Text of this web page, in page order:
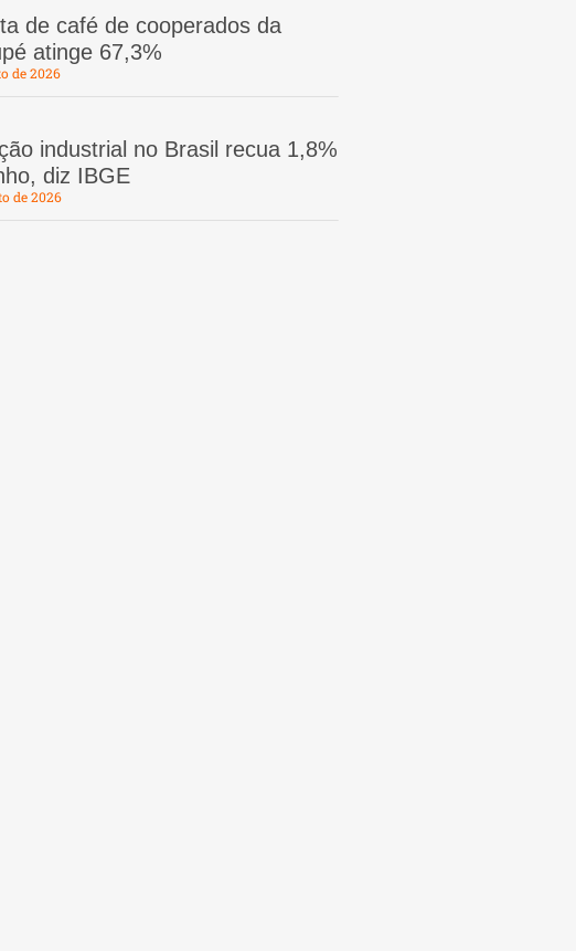
de café de cooperados da
atinge 67,3%
de 2026
industrial no Brasil recua 1,8%
diz IBGE
de 2026